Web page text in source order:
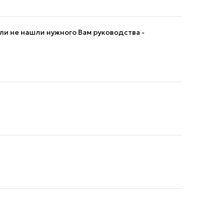
не нашли нужного Вам руководства -